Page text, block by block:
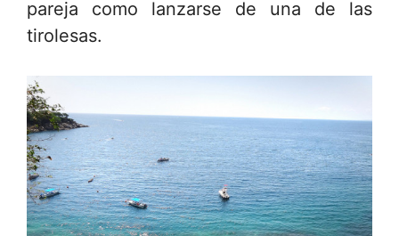
pareja como lanzarse de una de las
tirolesas.